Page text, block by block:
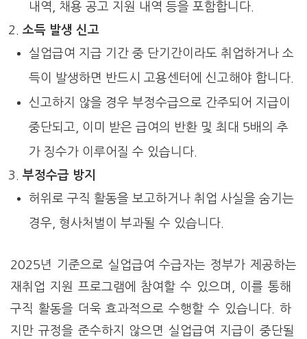
내역, 채용 공고 지원 내역 등을 포함합니다.
소득 발생 신고
실업급여 지급 기간 중 단기간이라도 취업하거나 소
득이 발생하면 반드시 고용센터에 신고해야 합니다.
신고하지 않을 경우 부정수급으로 간주되어 지급이
중단되고, 이미 받은 급여의 반환 및 최대 5배의 추
가 징수가 이루어질 수 있습니다.
부정수급 방지
허위로 구직 활동을 보고하거나 취업 사실을 숨기는
경우, 형사처벌이 부과될 수 있습니다.
2025년 기준으로 실업급여 수급자는 정부가 제공하는
재취업 지원 프로그램에 참여할 수 있으며, 이를 통해
구직 활동을 더욱 효과적으로 수행할 수 있습니다. 하
지만 규정을 준수하지 않으면 실업급여 지급이 중단될